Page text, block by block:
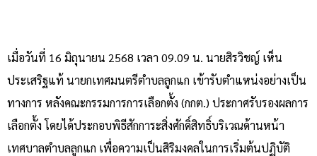
เมื่อวันที่ 16 มิถุนายน 2568 เวลา 09.09 น. นายสิรวิชญ์ เห็น
ประเสริฐแท้ นายกเทศมนตรีตำบลลูกแก เข้ารับตำแหน่งอย่างเป็น
ทางการ หลังคณะกรรมการการเลือกตั้ง (กกต.) ประกาศรับรองผลการ
เลือกตั้ง โดยได้ประกอบพิธีสักการะสิ่งศักดิ์สิทธิ์บริเวณด้านหน้า
เทศบาลตำบลลูกแก เพื่อความเป็นสิริมงคลในการเริ่มต้นปฏิบัติ